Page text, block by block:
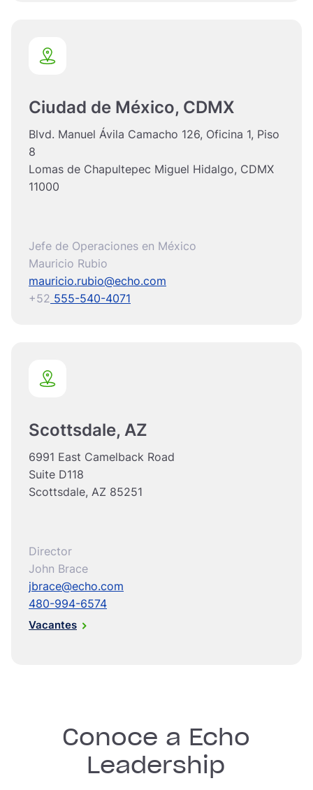
Ciudad de México, CDMX
Blvd. Manuel Ávila Camacho 126, Oficina 1, Piso
8
Lomas de Chapultepec Miguel Hidalgo, CDMX
11000
Jefe de Operaciones en México
Mauricio Rubio
mauricio.rubio@echo.com
+52 555-540-4071
Scottsdale, AZ
6991 East Camelback Road
Suite D118
Scottsdale, AZ 85251
Director
John Brace
jbrace@echo.com
480-994-6574
Vacantes
Conoce a Echo
Leadership